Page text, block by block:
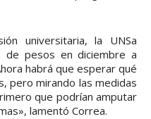
universitaria, la UNSa
de pesos en diciembre a
habrá que esperar qué
pero mirando las medidas
que podrían amputar
lamentó Correa.